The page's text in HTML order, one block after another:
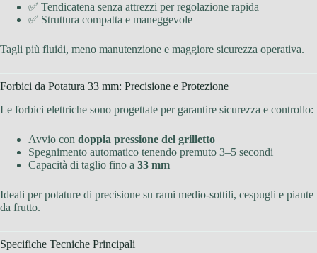
✅ Tendicatena senza attrezzi per regolazione rapida
✅ Struttura compatta e maneggevole
Tagli più fluidi, meno manutenzione e maggiore sicurezza operativa.
Forbici da Potatura 33 mm: Precisione e Protezione
Le forbici elettriche sono progettate per garantire sicurezza e controllo:
Avvio con doppia pressione del grilletto
Spegnimento automatico tenendo premuto 3–5 secondi
Capacità di taglio fino a 33 mm
Ideali per potature di precisione su rami medio-sottili, cespugli e piante
da frutto.
Specifiche Tecniche Principali